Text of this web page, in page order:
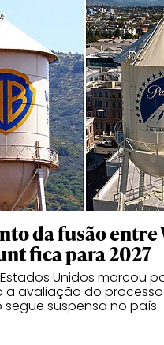
da fusão entre
fica para 2027
Unidos marcou
a avaliação do processo
suspensa no país